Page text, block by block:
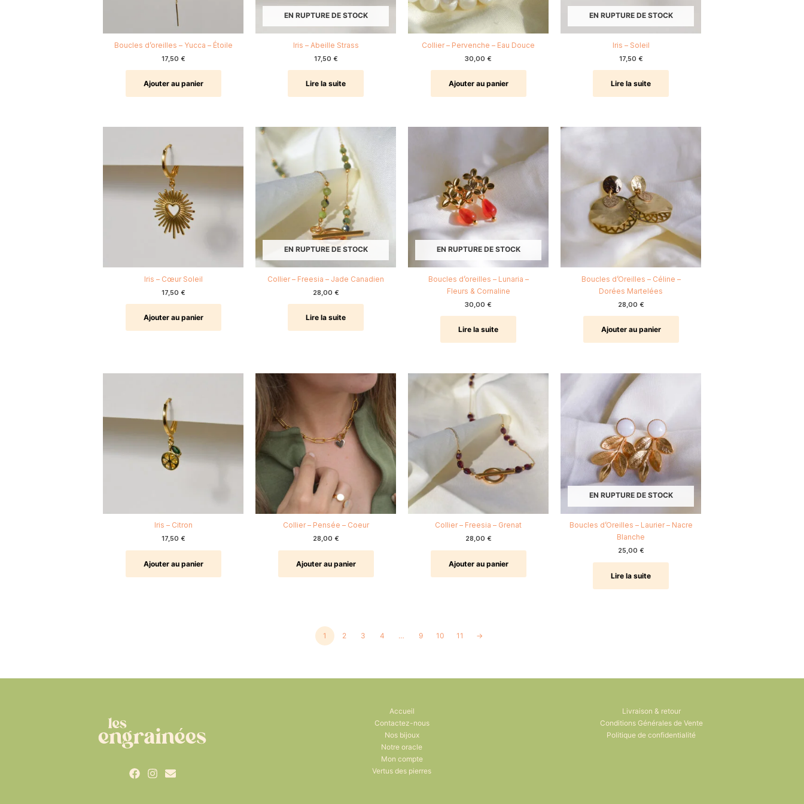
Boucles d’oreilles – Yucca – Étoile
17,50 €
Ajouter au panier
EN RUPTURE DE STOCK
Iris – Abeille Strass
17,50 €
Lire la suite
Collier – Pervenche – Eau Douce
30,00 €
Ajouter au panier
EN RUPTURE DE STOCK
Iris – Soleil
17,50 €
Lire la suite
Iris – Cœur Soleil
17,50 €
Ajouter au panier
EN RUPTURE DE STOCK
Collier – Freesia – Jade Canadien
28,00 €
Lire la suite
EN RUPTURE DE STOCK
Boucles d’oreilles – Lunaria –
Fleurs & Cornaline
30,00 €
Lire la suite
Boucles d’Oreilles – Céline –
Dorées Martelées
28,00 €
Ajouter au panier
Iris – Citron
17,50 €
Ajouter au panier
Collier – Pensée – Coeur
28,00 €
Ajouter au panier
Collier – Freesia – Grenat
28,00 €
Ajouter au panier
EN RUPTURE DE STOCK
Boucles d’Oreilles – Laurier – Nacre
Blanche
25,00 €
Lire la suite
1 2 3 4 … 9 10 11 →
Accueil
Contactez-nous
Nos bijoux
Notre oracle
Mon compte
Vertus des pierres
Livraison & retour
Conditions Générales de Vente
Politique de confidentialité